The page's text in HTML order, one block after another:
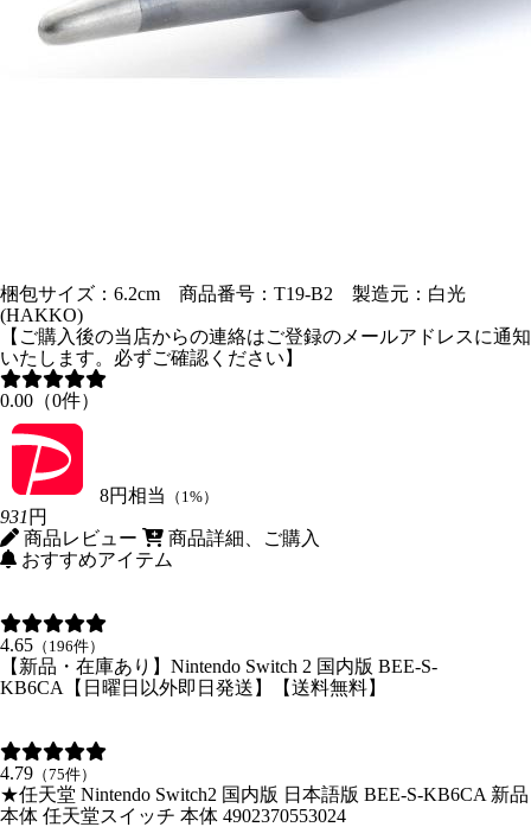
梱包サイズ：6.2cm 商品番号：T19-B2 製造元：白光
(HAKKO)
【ご購入後の当店からの連絡はご登録のメールアドレスに通知
いたします。必ずご確認ください】
0.00（0件）
8円相当 （1%）
931 円
商品レビュー
商品詳細、ご購入
おすすめアイテム
4.65 （196件）
【新品・在庫あり】Nintendo Switch 2 国内版 BEE-S-
KB6CA【日曜日以外即日発送】【送料無料】
4.79 （75件）
★任天堂 Nintendo Switch2 国内版 日本語版 BEE-S-KB6CA 新品
本体 任天堂スイッチ 本体 4902370553024